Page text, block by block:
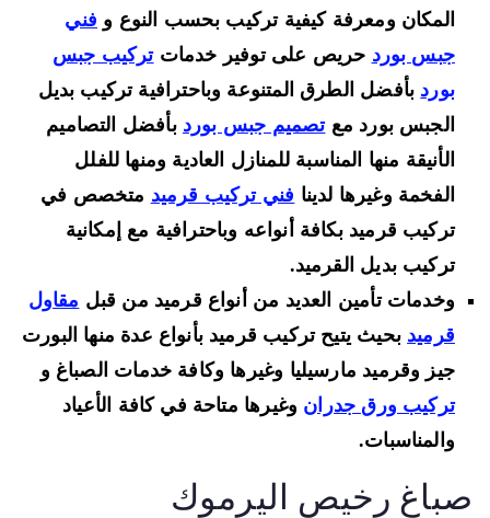
المكان ومعرفة كيفية تركيب بحسب النوع وفني
جبس بوردحريص على توفير خدماتتركيب جبس
بوردبأفضل الطرق المتنوعة وباحترافية تركيب بديل
الجبس بورد مع تصميم جبس بوردبأفضل التصاميم
الأنيقة منها المناسبة للمنازل العادية ومنها للفلل
الفخمة وغيرها لدينافني تركيب قرميد متخصص في
تركيب قرميد بكافة أنواعه وباحترافية مع إمكانية
تركيب بديل القرميد.
وخدمات تأمين العديد من أنواع قرميد من قبلمقاول
قرميد بحيث يتيح تركيب قرميد بأنواع عدة منها البورت
جيز وقرميد مارسيليا وغيرها وكافة خدمات الصباغ و
تركيب ورق جدرانوغيرها متاحة في كافة الأعياد
والمناسبات.
رخيص اليرموك